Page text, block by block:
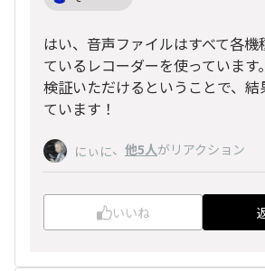
はい、音声ファイルはすべて各機
ているレコーダーを使っています。
検証いただけるということで、結
ています！
にぃに、 他5人がリアクション
いいね